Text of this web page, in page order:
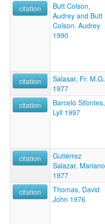
citation
Butt Colson,
Audrey and Butt
Colson, Audrey
1990
citation
Salasar, Fr. M.G.
1977
citation
Barceló Sifontes,
Lyll 1997
citation
Gutiérrez
Salazar, Mariano
1977
citation
Thomas, David
John 1976